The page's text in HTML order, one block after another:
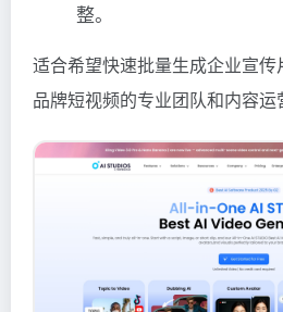
整。
适合希望快速批量生成企业宣
品牌短视频的专业团队和内容运